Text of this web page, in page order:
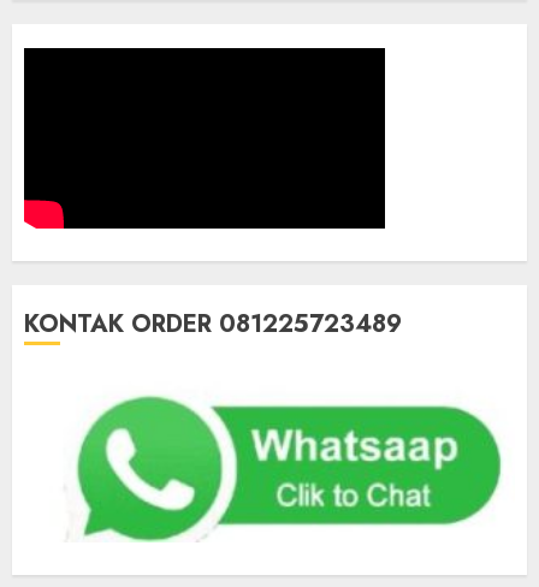
KONTAK ORDER 081225723489